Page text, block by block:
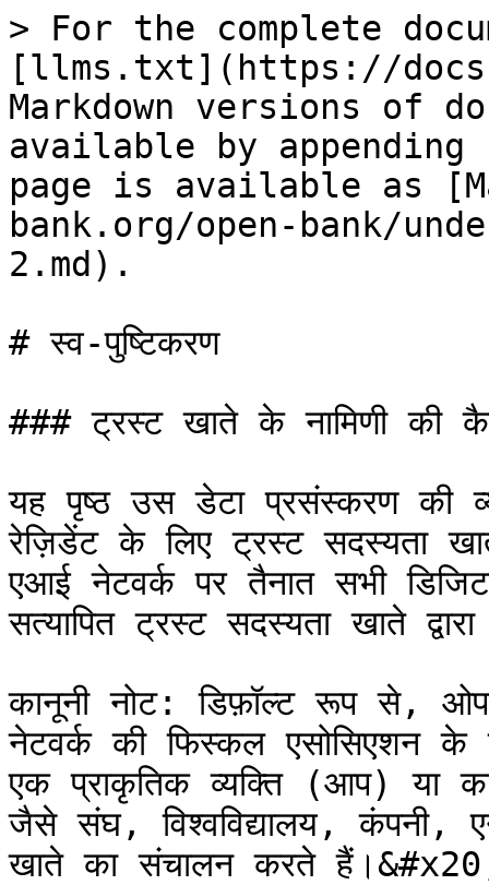
> For the complete
[llms.txt](https://
Markdown versions of
available by
page is available as
bank.org/open-bank/
2.md).
# स्व-पुष्टिकरण
### ट्रस्ट खाते के नामिणी की
यह पृष्ठ उस डेटा प्रसंस्करण की
रेज़िडेंट के लिए ट्रस्ट सदस्यता
एआई नेटवर्क पर तैनात सभी
सत्यापित ट्रस्ट सदस्यता खाते
कानूनी नोट: डिफ़ॉल्ट रूप से,
नेटवर्क की फिस्कल एसोसिएशन
एक प्राकृतिक व्यक्ति (आप) या
जैसे संघ, विश्वविद्यालय,
खाते का संचालन करते